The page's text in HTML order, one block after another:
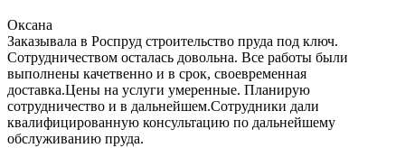
Оксана
Заказывала в Роспруд строительство пруда под ключ.
Сотрудничеством осталась довольна. Все работы были
выполнены качетвенно и в срок, своевременная
доставка.Цены на услуги умеренные. Планирую
сотрудничество и в дальнейшем.Сотрудники дали
квалифицированную консультацию по дальнейшему
обслуживанию пруда.